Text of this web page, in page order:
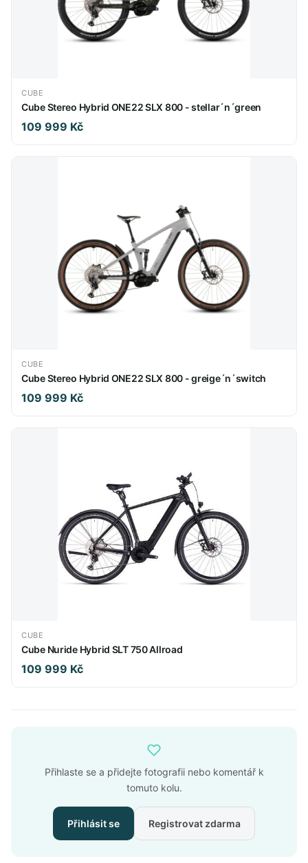
CUBE
Cube Stereo Hybrid ONE22 SLX 800 - stellar´n´green
109 999 Kč
CUBE
Cube Stereo Hybrid ONE22 SLX 800 - greige´n´switch
109 999 Kč
CUBE
Cube Nuride Hybrid SLT 750 Allroad
109 999 Kč
Přihlaste se a přidejte fotografii nebo komentář k
tomuto kolu.
Přihlásit se Registrovat zdarma